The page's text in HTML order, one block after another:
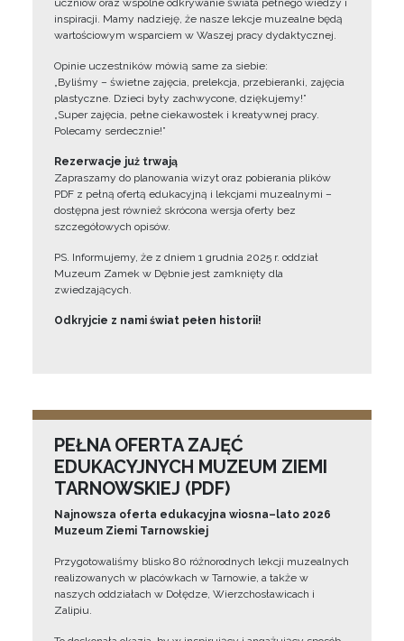
uczniów oraz wspólne odkrywanie świata pełnego wiedzy i
inspiracji. Mamy nadzieję, że nasze lekcje muzealne będą
wartościowym wsparciem w Waszej pracy dydaktycznej.
Opinie uczestników mówią same za siebie:
„Byliśmy – świetne zajęcia, prelekcja, przebieranki, zajęcia
plastyczne. Dzieci były zachwycone, dziękujemy!”
„Super zajęcia, pełne ciekawostek i kreatywnej pracy.
Polecamy serdecznie!”
Rezerwacje już trwają
Zapraszamy do planowania wizyt oraz pobierania plików
PDF z pełną ofertą edukacyjną i lekcjami muzealnymi –
dostępna jest również skrócona wersja oferty bez
szczegółowych opisów.
PS. Informujemy, że z dniem 1 grudnia 2025 r. oddział
Muzeum Zamek w Dębnie jest zamknięty dla
zwiedzających.
Odkryjcie z nami świat pełen historii!
PEŁNA OFERTA ZAJĘĆ
EDUKACYJNYCH MUZEUM ZIEMI
TARNOWSKIEJ (PDF)
Najnowsza oferta edukacyjna wiosna–lato 2026
Muzeum Ziemi Tarnowskiej
Przygotowaliśmy blisko 80 różnorodnych lekcji muzealnych
realizowanych w placówkach w Tarnowie, a także w
naszych oddziałach w Dołędze, Wierzchosławicach i
Zalipiu.